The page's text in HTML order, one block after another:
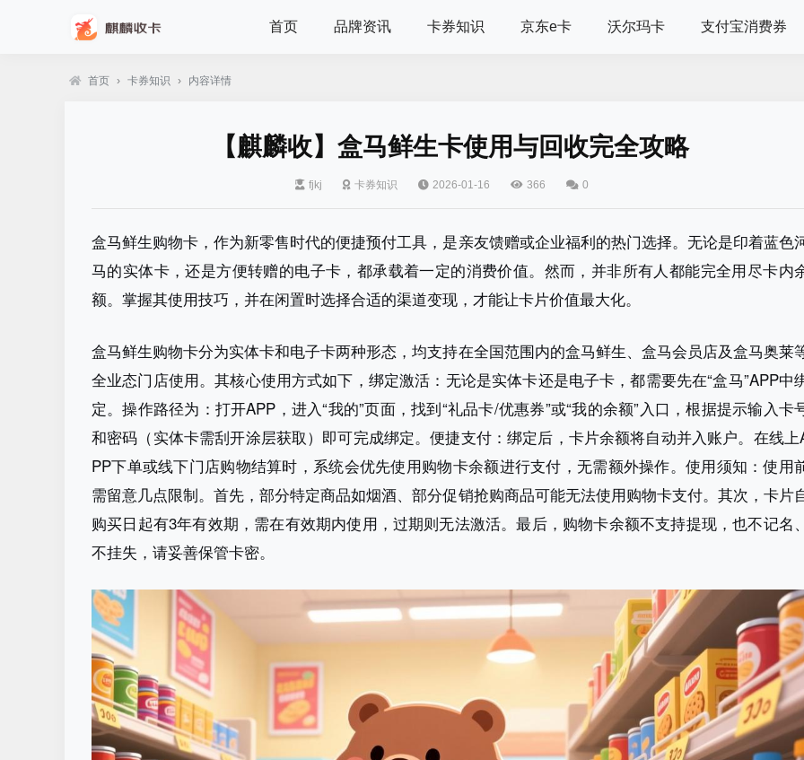
首页 品牌资讯 卡券知识 京东e卡 沃尔玛卡 支付宝消费券
首页 › 卡券知识 › 内容详情
【麒麟收】盒马鲜生卡使用与回收完全攻略
fjkj 卡券知识 2026-01-16 366 0
盒马鲜生购物卡，作为新零售时代的便捷预付工具，是亲友馈赠或企业福利的热门选择。无论是印着蓝色
马的实体卡，还是方便转赠的电子卡，都承载着一定的消费价值。然而，并非所有人都能完全用尽卡内
额。掌握其使用技巧，并在闲置时选择合适的渠道变现，才能让卡片价值最大化。
盒马鲜生购物卡分为实体卡和电子卡两种形态，均支持在全国范围内的盒马鲜生、盒马会员店及盒马奥莱
全业态门店使用。其核心使用方式如下，绑定激活：无论是实体卡还是电子卡，都需要先在“盒马”APP中
定。操作路径为：打开APP，进入“我的”页面，找到“礼品卡/优惠券”或“我的余额”入口，根据提示输入卡
和密码（实体卡需刮开涂层获取）即可完成绑定。便捷支付：绑定后，卡片余额将自动并入账户。在线上
PP下单或线下门店购物结算时，系统会优先使用购物卡余额进行支付，无需额外操作。使用须知：使用
需留意几点限制。首先，部分特定商品如烟酒、部分促销抢购商品可能无法使用购物卡支付。其次，卡片
购买日起有3年有效期，需在有效期内使用，过期则无法激活。最后，购物卡余额不支持提现，也不记名
不挂失，请妥善保管卡密。